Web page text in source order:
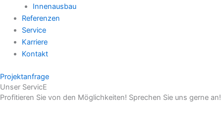
Innenausbau
Referenzen
Service
Karriere
Kontakt
Projektanfrage
Unser ServicE
Profitieren Sie von den Möglichkeiten! Sprechen Sie uns gerne an!